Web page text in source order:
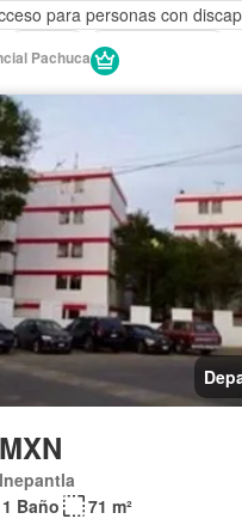
para personas con
Sala polivalente
equipada
panorámica
Permite mascotas
Permite
Pachuca
1 Baño
71 m²